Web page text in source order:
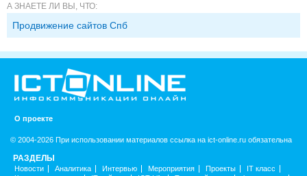
А ЗНАЕТЕ ЛИ ВЫ, ЧТО:
Продвижение сайтов Спб
О проекте
© 2004-2026 При использовании материалов ссылка на ict-online.ru обязательна
РАЗДЕЛЫ
Новости Аналитика Интервью Мероприятия Проекты
IT класс